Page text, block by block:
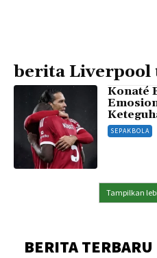
berita Liverpool
Konaté
SEPAKBOLA
Tampilkan
BERITA TERBARU